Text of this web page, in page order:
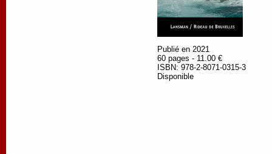
Publié en 2021
60 pages - 11.00 €
ISBN: 978-2-8071-0315-3
Disponible